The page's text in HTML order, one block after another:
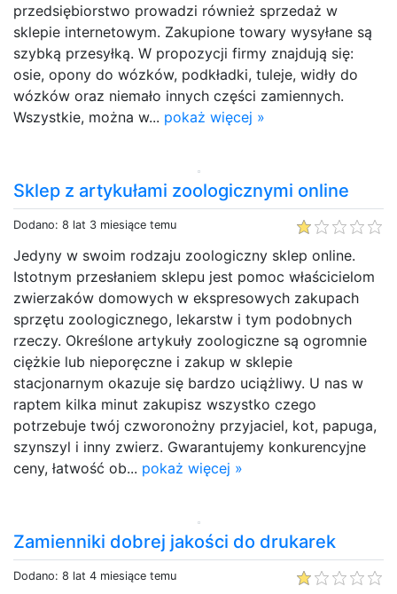
przedsiębiorstwo prowadzi również sprzedaż w
sklepie internetowym. Zakupione towary wysyłane są
szybką przesyłką. W propozycji firmy znajdują się:
osie, opony do wózków, podkładki, tuleje, widły do
wózków oraz niemało innych części zamiennych.
Wszystkie, można w... pokaż więcej »
Sklep z artykułami zoologicznymi online
Dodano: 8 lat 3 miesiące temu
Jedyny w swoim rodzaju zoologiczny sklep online.
Istotnym przesłaniem sklepu jest pomoc właścicielom
zwierzaków domowych w ekspresowych zakupach
sprzętu zoologicznego, lekarstw i tym podobnych
rzeczy. Określone artykuły zoologiczne są ogromnie
ciężkie lub nieporęczne i zakup w sklepie
stacjonarnym okazuje się bardzo uciążliwy. U nas w
raptem kilka minut zakupisz wszystko czego
potrzebuje twój czworonożny przyjaciel, kot, papuga,
szynszyl i inny zwierz. Gwarantujemy konkurencyjne
ceny, łatwość ob... pokaż więcej »
Zamienniki dobrej jakości do drukarek
Dodano: 8 lat 4 miesiące temu